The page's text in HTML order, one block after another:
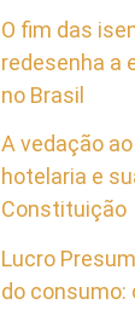
O fim das
redesenha a
no Brasil
A vedação
hotelaria e
Constituição
Lucro
do consumo: